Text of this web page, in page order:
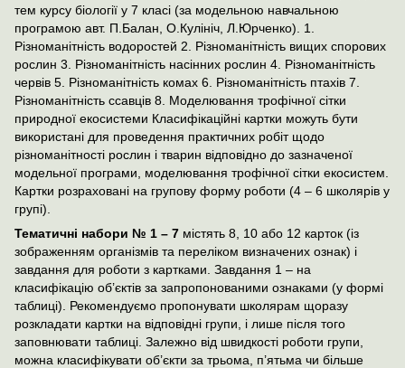
тем курсу біології у 7 класі (за модельною навчальною
програмою авт. П.Балан, О.Кулініч, Л.Юрченко). 1.
Різноманітність водоростей 2. Різноманітність вищих спорових
рослин 3. Різноманітність насінних рослин 4. Різноманітність
червів 5. Різноманітність комах 6. Різноманітність птахів 7.
Різноманітність ссавців 8. Моделювання трофічної сітки
природної екосистеми Класифікаційні картки можуть бути
використані для проведення практичних робіт щодо
різноманітності рослин і тварин відповідно до зазначеної
модельної програми, моделювання трофічної сітки екосистем.
Картки розраховані на групову форму роботи (4 – 6 школярів у
групі).
Тематичні набори № 1 – 7 містять 8, 10 або 12 карток (із
зображенням організмів та переліком визначених ознак) і
завдання для роботи з картками. Завдання 1 – на
класифікацію об’єктів за запропонованими ознаками (у формі
таблиці). Рекомендуємо пропонувати школярам щоразу
розкладати картки на відповідні групи, і лише після того
заповнювати таблиці. Залежно від швидкості роботи групи,
можна класифікувати об’єкти за трьома, п’ятьма чи більше